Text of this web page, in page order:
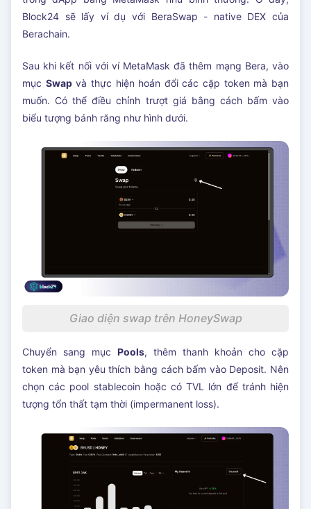
Block24 sẽ lấy ví dụ với BeraSwap - native DEX của
Berachain.
Sau khi kết nối với ví MetaMask đã thêm mạng Bera, vào
mục Swapvà thực hiện hoán đổi các cặp token mà bạn
muốn. Có thể điều chỉnh trượt giá bằng cách bấm vào
biểu tượng bánh răng như hình dưới.
Giao diện swap trên HoneySwap
Chuyển sang mục Pools, thêm thanh khoản cho cặp
token mà bạn yêu thích bằng cách bấm vào Deposit. Nên
chọn các pool stablecoin hoặc có TVL lớn để tránh hiện
tượng tổn thất tạm thời (impermanent loss).